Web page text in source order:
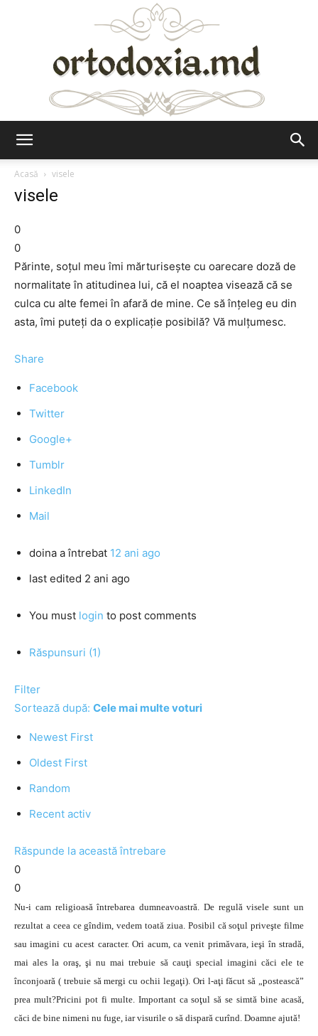
Acasă
visele
visele
0
0
Părinte, soțul meu îmi mărturisește cu oarecare doză de
normalitate în atitudinea lui, că el noaptea visează că se
culca cu alte femei în afară de mine. Ce să înțeleg eu din
asta, îmi puteți da o explicație posibilă? Vă mulțumesc.
Share
Facebook
Twitter
Google+
Tumblr
LinkedIn
Mail
doina a întrebat 12 ani ago
last edited 2 ani ago
You must login to post comments
Răspunsuri (1)
Filter
Sortează după: Cele mai multe voturi
Newest First
Oldest First
Random
Recent activ
Răspunde la această întrebare
0
0
Nu-i cam religioasă întrebarea dumneavoastră. De regulă visele sunt un
rezultat a ceea ce gîndim, vedem toată ziua. Posibil că soţul priveşte filme
sau imagini cu acest caracter. Ori acum, ca venit primăvara, ieşi în stradă,
mai ales la oraş, şi nu mai trebuie să cauţi special imagini căci ele te
înconjoară ( trebuie să mergi cu ochii legaţi). Ori l-aţi făcut să „postească”
prea mult?Pricini pot fi multe. Important ca soţul să se simtă bine acasă,
căci de bine nimeni nu fuge, iar visurile o să dispară curînd. Doamne ajută!